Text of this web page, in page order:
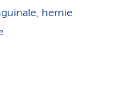
hernie